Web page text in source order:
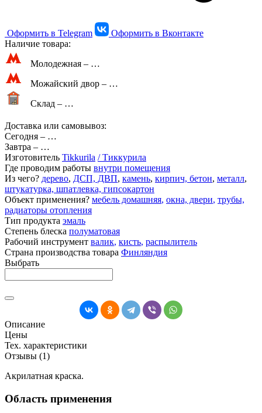
Оформить в Telegram
Оформить в Вконтакте
Наличие товара:
Молодежная – …
Можайский двор – …
Склад – …
Доставка или самовывоз:
Сегодня – …
Завтра – …
Изготовитель Tikkurila / Тиккурила
Где проводим работы внутри помещения
Из чего? дерево, ДСП, ДВП, камень, кирпич, бетон, металл,
штукатурка, шпатлевка, гипсокартон
Объект применения? мебель домашняя, окна, двери, трубы,
радиаторы отопления
Тип продукта эмаль
Степень блеска полуматовая
Рабочий инструмент валик, кисть, распылитель
Страна производства товара Финляндия
Выбрать
Описание
Цены
Тех. характеристики
Отзывы (1)
Акрилатная краска.
Область применения